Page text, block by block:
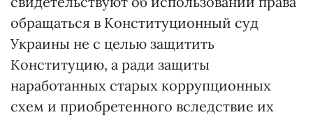
обращаться в Конституционный суд
Украины не с целью защитить
Конституцию, а ради защиты
наработанных старых коррупционных
схем и приобретенного вследствие их